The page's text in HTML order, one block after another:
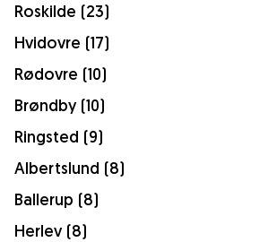
Roskilde (23)
Hvidovre (17)
Rødovre (10)
Brøndby (10)
Ringsted (9)
Albertslund (8)
Ballerup (8)
Herlev (8)